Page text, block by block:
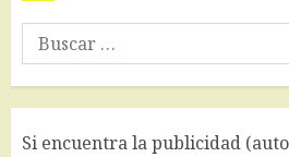
Buscar:
Si encuentra la publicidad